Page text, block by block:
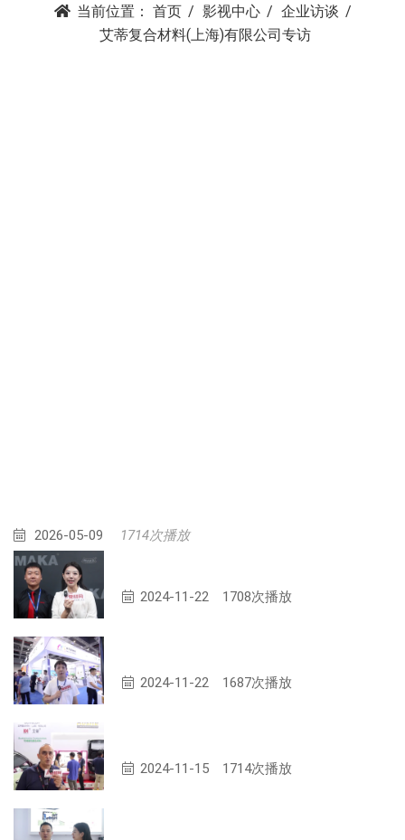
当前位置： 首页 影视中心
企业访谈
艾蒂复合材料(上海)有限公司专访
2026-05-09 1714次播放
2024-11-22 1708次播放
2024-11-22 1687次播放
2024-11-15 1714次播放